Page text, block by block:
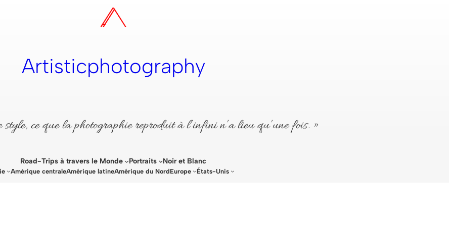
Artisticphotography
ce que la photographie reproduit à l’infini n’a lieu qu’une fois. »
Road-Trips à travers le Monde Portraits Noir et Blanc
Amérique centraleAmérique latineAmérique du NordEurope États-Unis